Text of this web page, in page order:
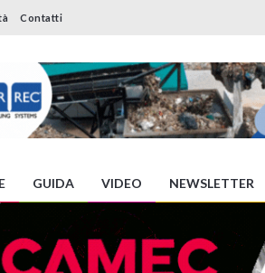
Contatti
GUIDA VIDEO NEWSLETTER